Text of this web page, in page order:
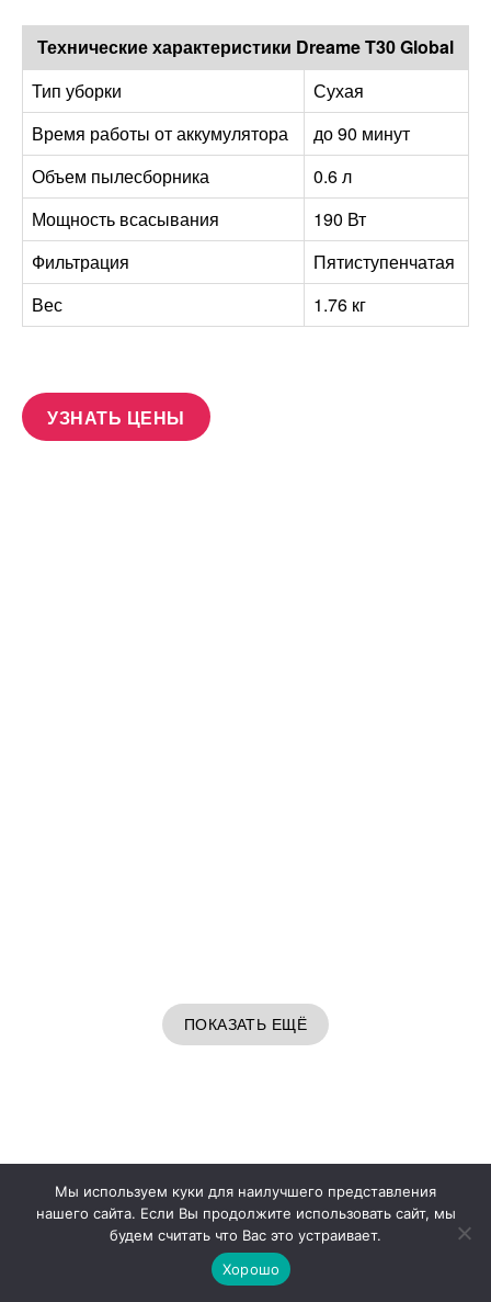
Технические характеристики Dreame T30 Global
Тип уборки
Сухая
Время работы от аккумулятора
до 90 минут
Объем пылесборника
0.6 л
Мощность всасывания
190 Вт
Фильтрация
Пятиступенчатая
Вес
1.76 кг
УЗНАТЬ ЦЕНЫ
ПОКАЗАТЬ ЕЩЁ
3
Лучший для сухой уборки
Deerma DX888
Мы используем куки для наилучшего представления
нашего сайта. Если Вы продолжите использовать сайт, мы
будем считать что Вас это устраивает.
Хорошо